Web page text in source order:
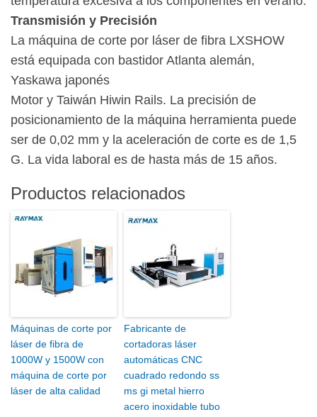
Transmisión y Precisión
La máquina de corte por láser de fibra LXSHOW
está equipada con bastidor Atlanta alemán,
Yaskawa japonés
Motor y Taiwán Hiwin Rails. La precisión de
posicionamiento de la máquina herramienta puede
ser de 0,02 mm y la aceleración de corte es de 1,5
G. La vida laboral es de hasta más de 15 años.
Productos relacionados
Máquinas de corte por
láser de fibra de
1000W y 1500W con
máquina de corte por
láser de alta calidad
Fabricante de
cortadoras láser
automáticas CNC
cuadrado redondo ss
ms gi metal hierro
acero inoxidable tubo